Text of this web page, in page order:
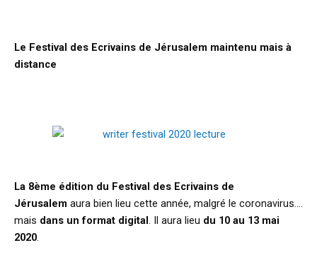
Le Festival des Ecrivains de Jérusalem maintenu mais à
distance
La 8ème édition du Festival des Ecrivains de
Jérusalem aura bien lieu cette année, malgré le coronavirus….
mais dans un format digital. Il aura lieu du 10 au 13 mai
2020.